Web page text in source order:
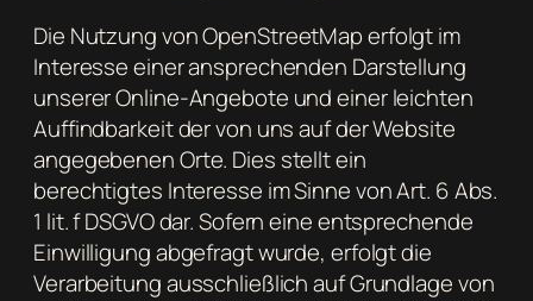
Die Nutzung von OpenStreetMap erfolgt im
Interesse einer ansprechenden Darstellung
unserer Online-Angebote und einer leichten
Auffindbarkeit der von uns auf der Website
angegebenen Orte. Dies stellt ein
berechtigtes Interesse im Sinne von Art. 6 Abs.
1 lit. f DSGVO dar. Sofern eine entsprechende
Einwilligung abgefragt wurde, erfolgt die
Verarbeitung ausschließlich auf Grundlage von